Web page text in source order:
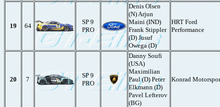
19 64
SP 9
PRO
Denis Olsen
(N) Arjun
Maini (IND)
Frank Stippler
(D) Jusuf
Owega (D)
HRT Ford
Performance
20 7
SP 9
PRO
Danny Soufi
(USA)
Maximilian
Paul (D) Peter
Elkmann (D)
Pavel Lefterov
(BG)
Konrad